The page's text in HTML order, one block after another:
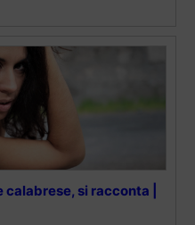
si racconta |